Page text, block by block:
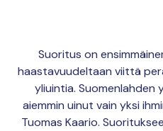
Suoritus on
haastavuudeltaan viittä
yliuintia. Suomenlahden
aiemmin uinut vain yksi
Tuomas Kaario.